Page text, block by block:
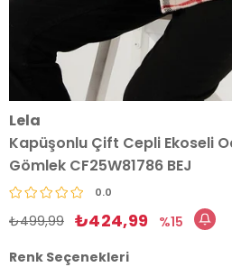
Lela
Kapüşonlu Çift Cepli Ekoseli
Gömlek CF25W81786 BEJ
0.0
₺499,99 ₺424,99
15
Renk Seçenekleri